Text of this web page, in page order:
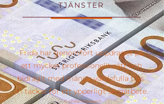
TJÄNSTER
Frida har genomfört uppdraget på
ett mycket professionellt sätt och
bidragit med många värdefulla tips.
Vi tackar för ett ypperligt samarbete.
- Gunilla Svensson